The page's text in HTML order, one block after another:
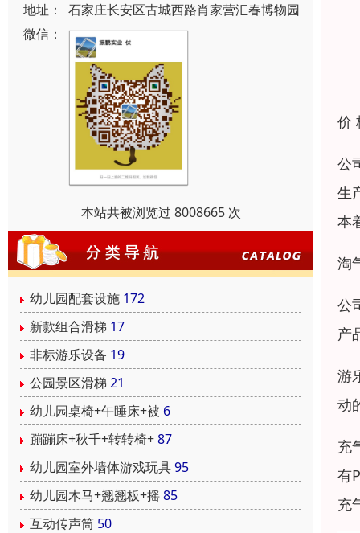
地址：
石家庄长安区古城西路肖家营汇春博物园
微信：
本站共被浏览过 8008665 次
幼儿园配套设施 172
新款组合滑梯 17
非标游乐设备 19
公园景区滑梯 21
幼儿园桌椅+午睡床+被 6
蹦蹦床+秋千+转转椅+87
幼儿园室外墙体游戏玩具95
幼儿园木马+翘翘板+摇85
互动传声筒 50
价
公
生
本
淘
公
产
游
动
充
有
充